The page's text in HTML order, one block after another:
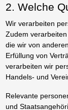
2. Welche
Wir verarbeiten
Zudem
die wir von
Erfüllung von
verarbeiten wir
Handels- und
Relevante
und